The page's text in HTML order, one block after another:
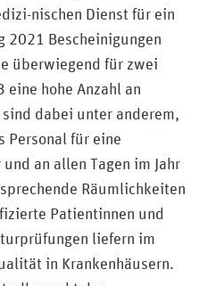
nischen Dienst für ein
2021 Bescheinigungen
überwiegend für zwei
eine hohe Anzahl an
dabei unter anderem,
Personal für eine
an allen Tagen im Jahr
Räumlichkeiten
Patientinnen und
liefern im
in Krankenhäusern.